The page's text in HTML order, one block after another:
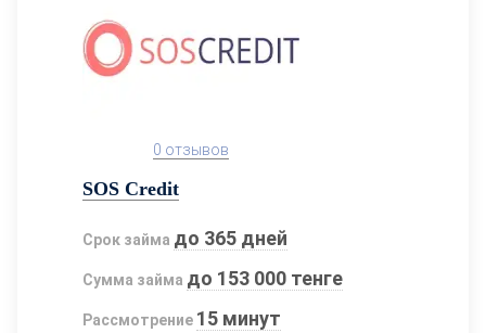
0 отзывов
SOS Credit
Срок займа до 365 дней
Сумма займа до 153 000 тенге
Рассмотрение 15 минут